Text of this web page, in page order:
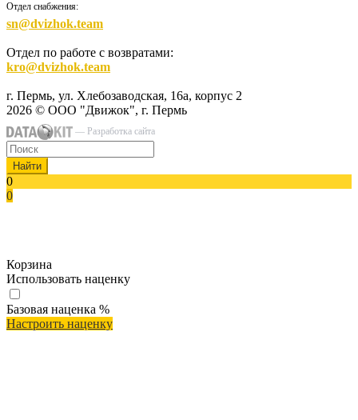
Отдел снабжения:
sn@dvizhok.team
Отдел по работе с возвратами:
kro@dvizhok.team
г. Пермь, ул. Хлебозаводская, 16а, корпус 2
2026 © ООО "Движок", г. Пермь
— Разработка сайта
Найти
0
0
Корзина
Использовать наценку
Базовая наценка %
Настроить наценку